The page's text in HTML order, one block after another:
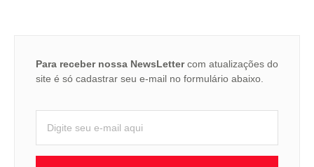
Para receber nossa NewsLettercom atualizações do
site é só cadastrar seu e-mail no formulário abaixo.